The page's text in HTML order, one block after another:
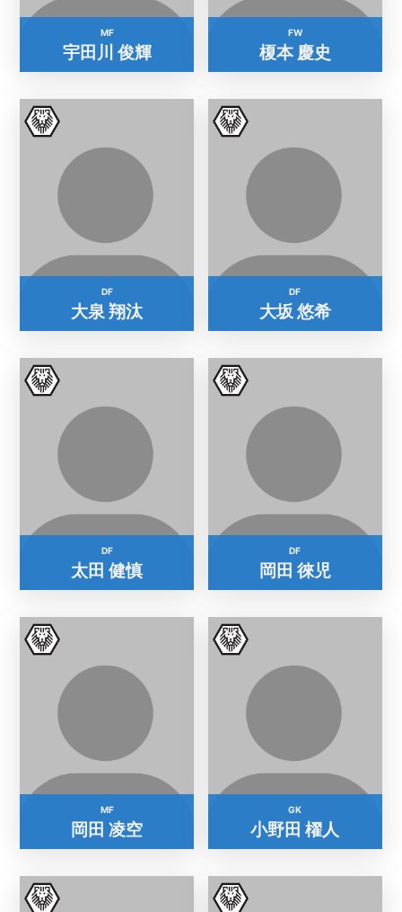
MF
宇田川 俊輝
FW
榎本 慶史
DF
大泉 翔汰
DF
大坂 悠希
DF
太田 健慎
DF
岡田 徠児
MF
岡田 凌空
GK
小野田 櫂人